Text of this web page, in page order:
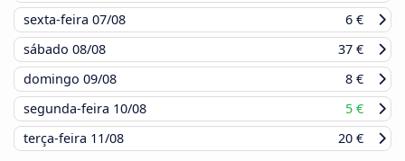
sexta-feira 07/08
6 €
sábado 08/08
37 €
domingo 09/08
8 €
segunda-feira 10/08
5 €
terça-feira 11/08 20 €